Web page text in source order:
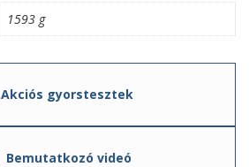
1593 g
Akciós gyorstesztek
Bemutatkozó videó